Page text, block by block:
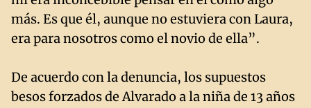
más. Es que él, aunque no estuviera con Laura,
era para nosotros como el novio de ella”.
De acuerdo con la denuncia, los supuestos
besos forzados de Alvarado a la niña de 13 años